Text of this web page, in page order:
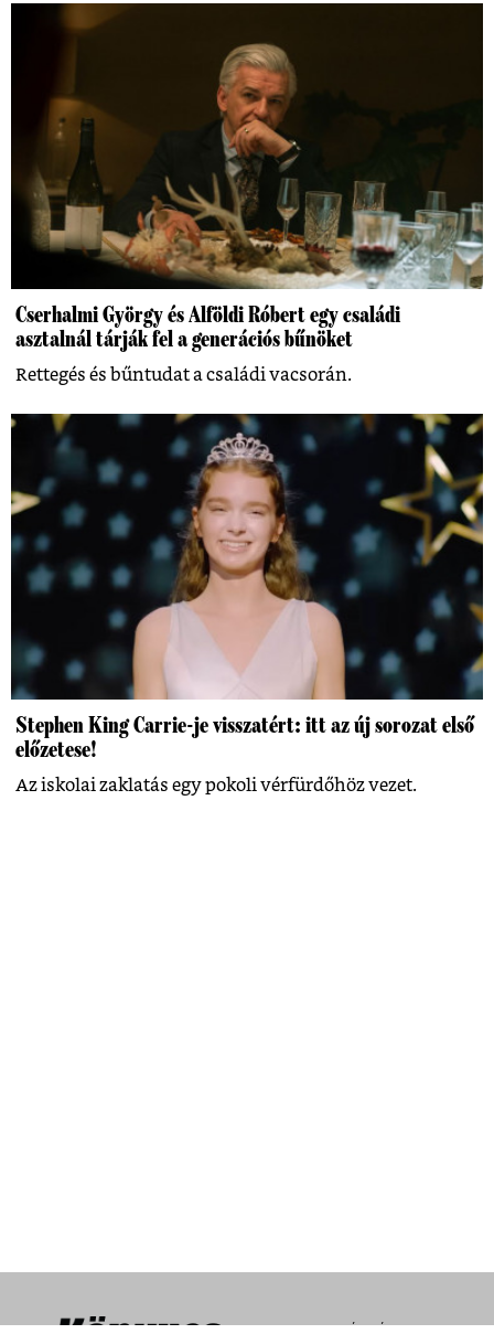
Cserhalmi György és Alföldi Róbert egy családi
asztalnál tárják fel a generációs bűnöket
Rettegés és bűntudat a családi vacsorán.
Stephen King Carrie-je visszatért: itt az új sorozat első
előzetese!
Az iskolai zaklatás egy pokoli vérfürdőhöz vezet.